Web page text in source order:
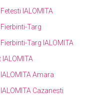
IALOMITA
Targ
Targ IALOMITA
Amara
Cazanesti